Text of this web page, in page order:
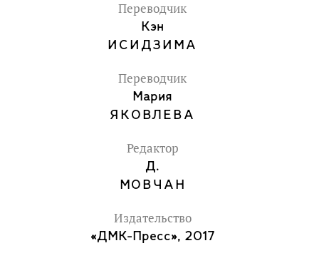
Переводчик
Кэн
ИСИДЗИМА
Переводчик
Мария
ЯКОВЛЕВА
Редактор
Д.
МОВЧАН
Издательство
«ДМК-Пресс», 2017